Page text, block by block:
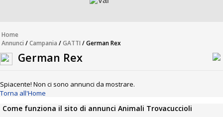
Home
Annunci /Campania /GATTI / German Rex
German Rex
Spiacente! Non ci sono annunci da mostrare.
Torna all'Home
Come funziona il sito di annunci Animali Trovacuccioli